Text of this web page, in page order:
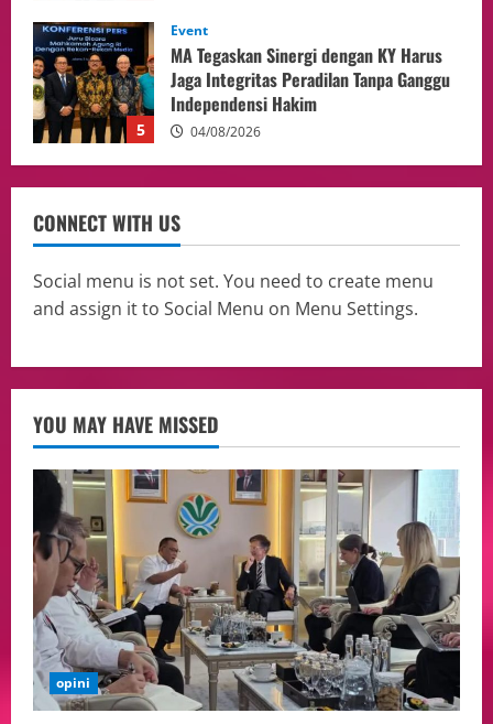
1
opini
Menteri BPLH Moh. Jumhur Hidayat
Adakan Pertemuan Dengan Delegasi 6
lembaga investor, Berorientasi Untuk
Meningkatkan SDM
2
Harus Berprestasi, Berkarakter, dan
Menjaga Nama Baik Bangsa
05/08/2026
3
Event
Hakim pada Sidang Sebelumnya Jadi
Sorotan
05/08/2026
4
Presiden Prabowo dan PM Thailand
Sepakat Perkuat Stabilitas ketahan
ASEAN Melalui Penguatan Kerjasama
Kedua Negara.
04/08/2026
5
Event
MA Tegaskan Sinergi dengan KY Harus
Jaga Integritas Peradilan Tanpa Ganggu
Independensi Hakim
04/08/2026
CONNECT WITH US
Social menu is not set. You need to create menu
and assign it to Social Menu on Menu Settings.
YOU MAY HAVE MISSED
opini